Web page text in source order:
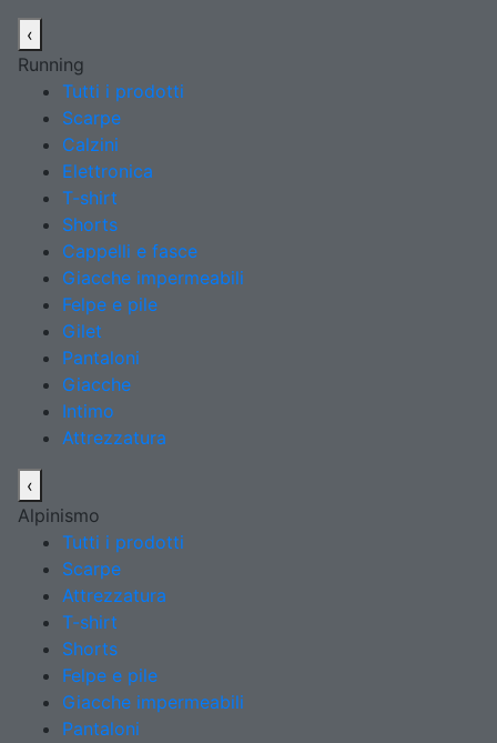
‹
Running
Tutti i prodotti
Scarpe
Calzini
Elettronica
T-shirt
Shorts
Cappelli e fasce
Giacche impermeabili
Felpe e pile
Gilet
Pantaloni
Giacche
Intimo
Attrezzatura
‹
Alpinismo
Tutti i prodotti
Scarpe
Attrezzatura
T-shirt
Shorts
Felpe e pile
Giacche impermeabili
Pantaloni